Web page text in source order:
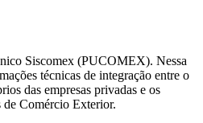
Siscomex (PUCOMEX). Nessa
técnicas de integração entre o
das empresas privadas e os
de Comércio Exterior.